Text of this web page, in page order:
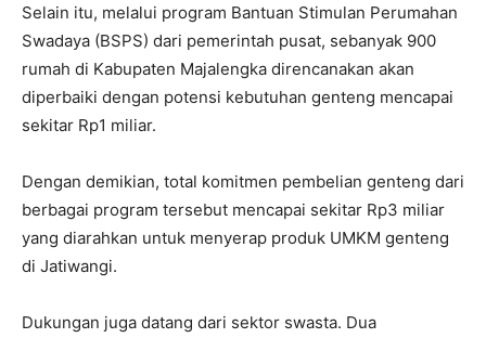
Selain itu, melalui program Bantuan Stimulan Perumahan
Swadaya (BSPS) dari pemerintah pusat, sebanyak 900
rumah di Kabupaten Majalengka direncanakan akan
diperbaiki dengan potensi kebutuhan genteng mencapai
sekitar Rp1 miliar.
Dengan demikian, total komitmen pembelian genteng dari
berbagai program tersebut mencapai sekitar Rp3 miliar
yang diarahkan untuk menyerap produk UMKM genteng
di Jatiwangi.
Dukungan juga datang dari sektor swasta. Dua